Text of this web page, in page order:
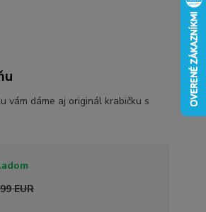
vám dáme aj originál krabičku s
EUR